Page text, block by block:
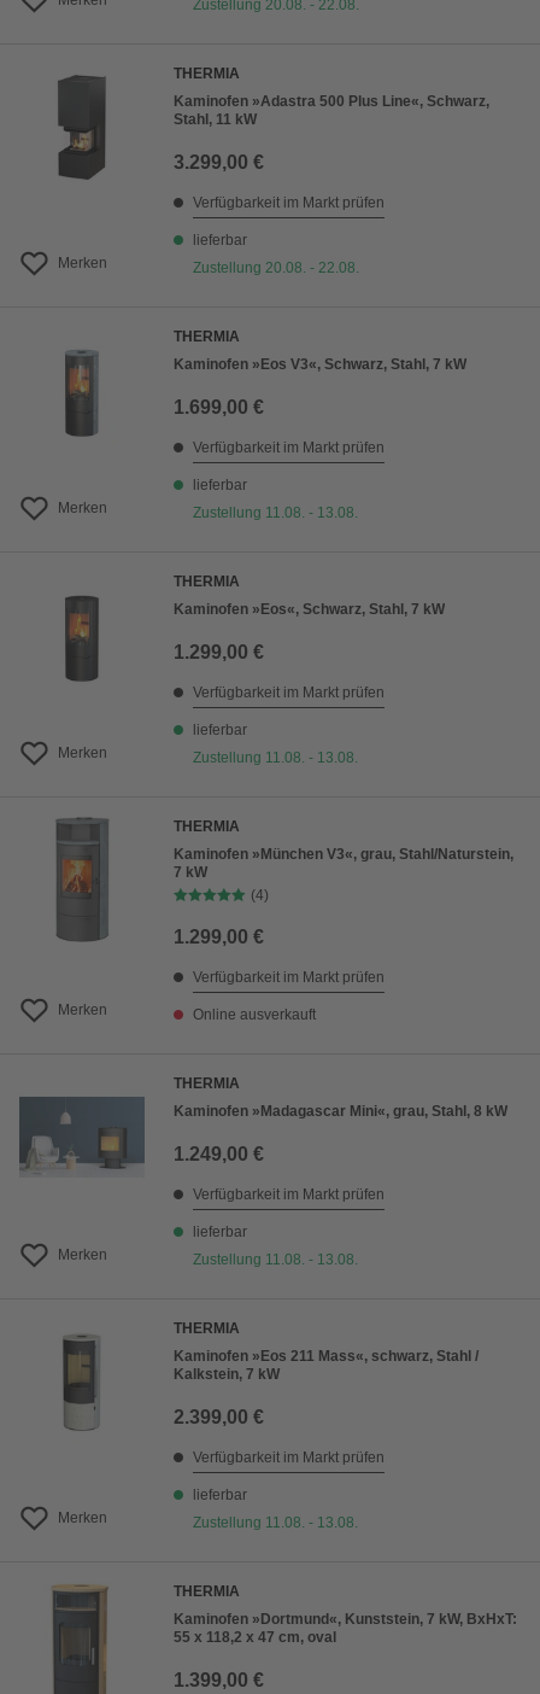
Zustellung 20.08. - 22.08.
Merken
THERMIA
Kaminofen »Adastra 500 Plus Line«, Schwarz,
Stahl, 11 kW
3.299,00 €
Verfügbarkeit im Markt prüfen
lieferbar
Zustellung 20.08. - 22.08.
Merken
THERMIA
Kaminofen »Eos V3«, Schwarz, Stahl, 7 kW
1.699,00 €
Verfügbarkeit im Markt prüfen
lieferbar
Zustellung 11.08. - 13.08.
Merken
THERMIA
Kaminofen »Eos«, Schwarz, Stahl, 7 kW
1.299,00 €
Verfügbarkeit im Markt prüfen
lieferbar
Zustellung 11.08. - 13.08.
Merken
THERMIA
Kaminofen »München V3«, grau, Stahl/Naturstein,
7 kW
(4)
1.299,00 €
Verfügbarkeit im Markt prüfen
Online ausverkauft
Merken
THERMIA
Kaminofen »Madagascar Mini«, grau, Stahl, 8 kW
1.249,00 €
Verfügbarkeit im Markt prüfen
lieferbar
Zustellung 11.08. - 13.08.
Merken
THERMIA
Kaminofen »Eos 211 Mass«, schwarz, Stahl /
Kalkstein, 7 kW
2.399,00 €
Verfügbarkeit im Markt prüfen
lieferbar
Zustellung 11.08. - 13.08.
THERMIA
Kaminofen »Dortmund«, Kunststein, 7 kW, BxHxT:
55 x 118,2 x 47 cm, oval
1.399,00 €